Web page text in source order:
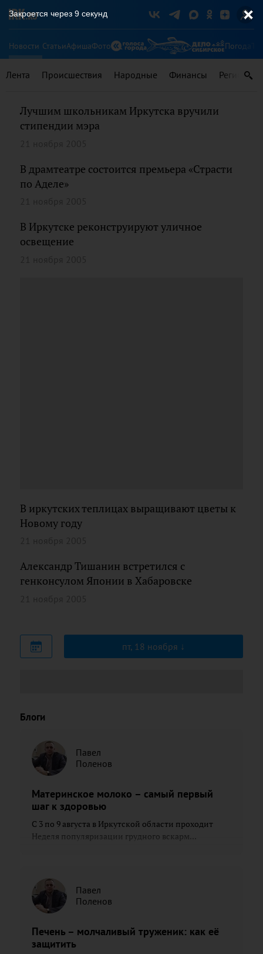
Новости СтатьиАфишаФото Погода
Лента Происшествия Народные Финансы Регионы
Лучшим школьникам Иркутска вручили
стипендии мэра
В драмтеатре состоится премьера «Страсти
по Аделе»
В Иркутске реконструируют уличное
освещение
В иркутских теплицах выращивают цветы к
Новому году
Александр Тишанин встретился с
генконсулом Японии в Хабаровске
пт, 18 ноября
Блоги
Павел
Поленов
Материнское молоко – самый первый
шаг к здоровью
С 3 по 9 августа в Иркутской области проходит
Неделя популяризации грудного вскарм...
Павел
Поленов
Печень – молчаливый труженик: как её
защитить
Закроется через 9 секунд